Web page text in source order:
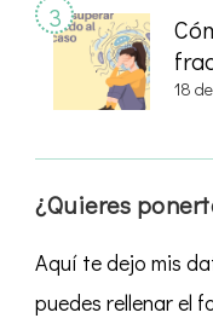
18
¿Quieres
Aquí te dejo mis
puedes rellenar el